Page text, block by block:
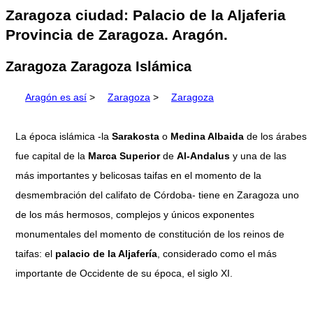
Zaragoza ciudad: Palacio de la Aljaferia
Provincia de Zaragoza. Aragón.
Zaragoza Zaragoza Islámica
Aragón es así > Zaragoza > Zaragoza
La época islámica -la Sarakosta o Medina Albaida de los árabes
fue capital de la Marca Superiorde Al-Andalus y una de las
más importantes y belicosas taifas en el momento de la
desmembración del califato de Córdoba- tiene en Zaragoza uno
de los más hermosos, complejos y únicos exponentes
monumentales del momento de constitución de los reinos de
taifas: el palacio de la Aljafería , considerado como el más
importante de Occidente de su época, el siglo XI.